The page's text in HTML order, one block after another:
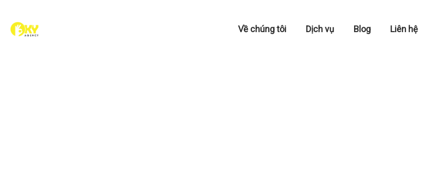
Về chúng tôi Dịch vụ Blog Liên hệ